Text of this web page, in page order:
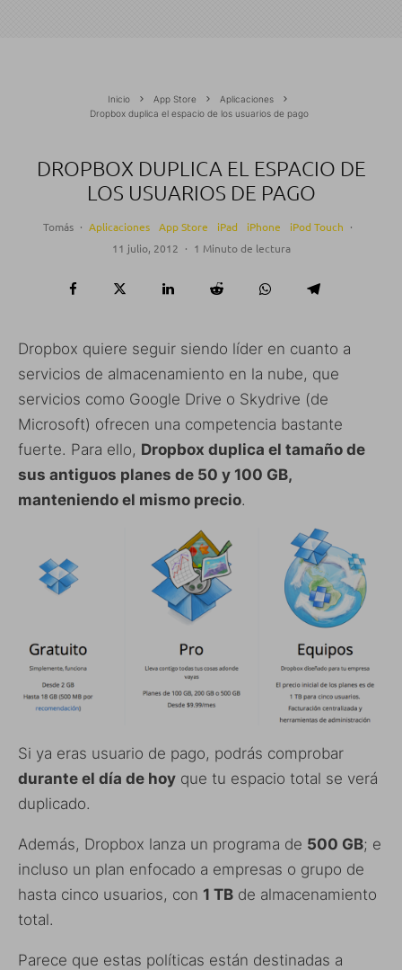
Inicio App Store
Aplicaciones
Dropbox duplica el espacio de los usuarios de pago
DROPBOX DUPLICA EL ESPACIO DE
LOS USUARIOS DE PAGO
Tomás · Aplicaciones App Store iPad iPhone iPod Touch ·
11 julio, 2012 · 1 Minuto de lectura
Dropbox quiere seguir siendo líder en cuanto a
servicios de almacenamiento en la nube, que
servicios como Google Drive o Skydrive (de
Microsoft) ofrecen una competencia bastante
fuerte. Para ello, Dropbox duplica el tamaño de
sus antiguos planes de 50 y 100 GB,
manteniendo el mismo precio.
Si ya eras usuario de pago, podrás comprobar
durante el día de hoy que tu espacio total se verá
duplicado.
Además, Dropbox lanza un programa de 500 GB; e
incluso un plan enfocado a empresas o grupo de
hasta cinco usuarios, con 1 TB de almacenamiento
total.
Parece que estas políticas están destinadas a